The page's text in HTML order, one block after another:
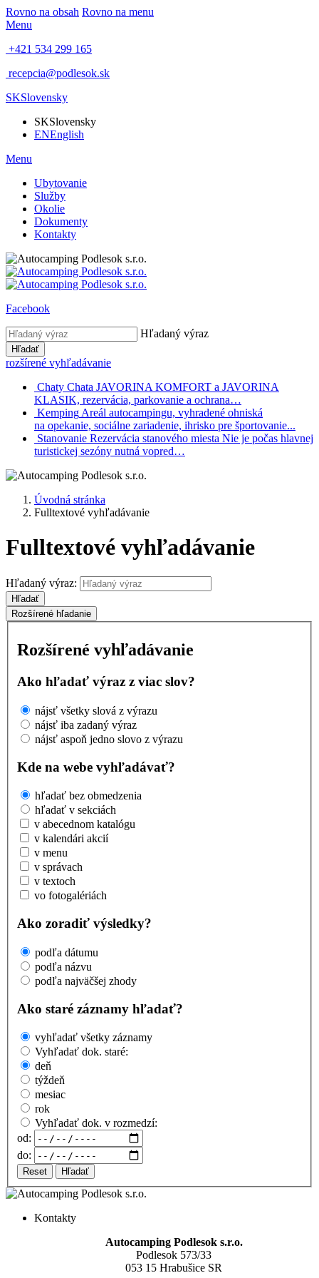
Rovno na obsah Rovno na menu
Menu
+421 534 299 165
recepcia@podlesok.sk
SKSlovensky
SKSlovensky
ENEnglish
Menu
Ubytovanie
Služby
Okolie
Dokumenty
Kontakty
Facebook
Hľadaný výraz
Hľadať
rozšírené vyhľadávanie
Chaty Chata JAVORINA KOMFORT a JAVORINA
KLASIK, rezervácia, parkovanie a ochrana…
Kemping Areál autocampingu, vyhradené ohniská
na opekanie, sociálne zariadenie, ihrisko pre športovanie...
Stanovanie Rezervácia stanového miesta Nie je počas hlavnej
turistickej sezóny nutná vopred…
Úvodná stránka
Fulltextové vyhľadávanie
Fulltextové vyhľadávanie
Hľadaný výraz:
Hľadať
Rozšírené hľadanie
Rozšírené vyhľadávanie
Ako hľadať výraz z viac slov?
nájsť všetky slová z výrazu
nájsť iba zadaný výraz
nájsť aspoň jedno slovo z výrazu
Kde na webe vyhľadávať?
hľadať bez obmedzenia
hľadať v sekciách
v abecednom katalógu
v kalendári akcií
v menu
v správach
v textoch
vo fotogalériách
Ako zoradiť výsledky?
podľa dátumu
podľa názvu
podľa najväčšej zhody
Ako staré záznamy hľadať?
vyhľadať všetky záznamy
Vyhľadať dok. staré:
deň
týždeň
mesiac
rok
Vyhľadať dok. v rozmedzí:
od:
do:
Reset Hľadať
Kontakty
Autocamping Podlesok s.r.o.
Podlesok 573/33
053 15 Hrabušice SR